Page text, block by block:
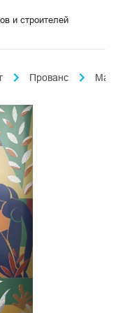
и строителей
Прованс